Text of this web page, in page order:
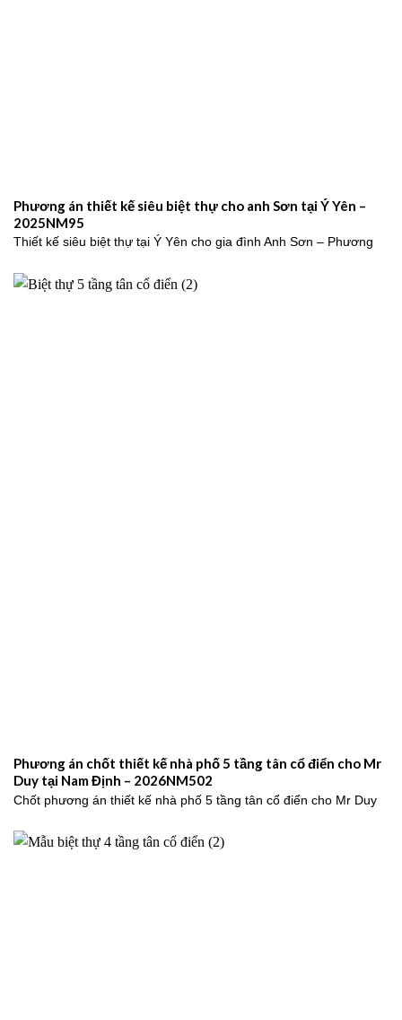
Phương án thiết kế siêu biệt thự cho anh Sơn tại Ý Yên –
2025NM95
Thiết kế siêu biệt thự tại Ý Yên cho gia đình Anh Sơn – Phương
Phương án chốt thiết kế nhà phố 5 tầng tân cổ điển cho Mr
Duy tại Nam Định – 2026NM502
Chốt phương án thiết kế nhà phố 5 tầng tân cổ điển cho Mr Duy